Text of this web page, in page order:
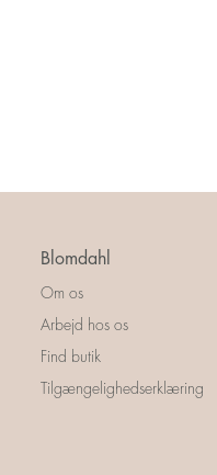
Blomdahl
Om os
Arbejd hos os
Find butik
Tilgængelighedserklæring